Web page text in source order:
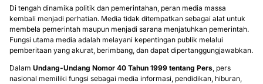
Di tengah dinamika politik dan pemerintahan, peran media massa
kembali menjadi perhatian. Media tidak ditempatkan sebagai alat untuk
membela pemerintah maupun menjadi sarana menjatuhkan pemerintah.
Fungsi utama media adalah melayani kepentingan publik melalui
pemberitaan yang akurat, berimbang, dan dapat dipertanggungjawabkan.
Dalam Undang-Undang Nomor 40 Tahun 1999 tentang Pers, pers
nasional memiliki fungsi sebagai media informasi, pendidikan, hiburan,